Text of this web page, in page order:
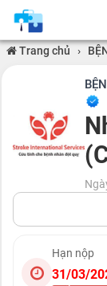
Trang chủ ›
Hạn nộp
31/03/